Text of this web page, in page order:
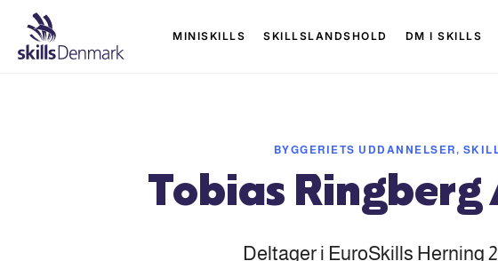
MINISKILLS SKILLSLANDSHOLD DM I SKILLS
BYGGERIETS UDDANNELSER,
Tobias Ringberg
Deltager i EuroSkills Herning